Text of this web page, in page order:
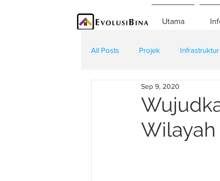
Utama
All Posts Projek Infrastruktur
Teknologi Kontraktor
Sep 9, 2020